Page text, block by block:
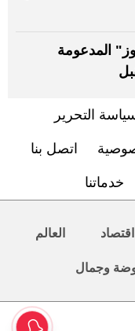
المدعومة
التحرير
اتصل بنا
خدماتنا
اقتصاد العالم
وجمال